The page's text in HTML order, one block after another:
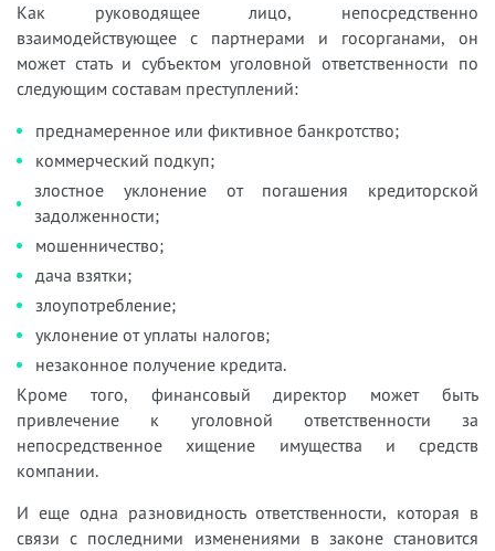
Как руководящее лицо, непосредственно
взаимодействующее с партнерами и госорганами, он
может стать и субъектом уголовной ответственности по
следующим составам преступлений:
преднамеренное или фиктивное банкротство;
коммерческий подкуп;
злостное уклонение от погашения кредиторской
задолженности;
мошенничество;
дача взятки;
злоупотребление;
уклонение от уплаты налогов;
незаконное получение кредита.
Кроме того, финансовый директор может быть
привлечение к уголовной ответственности за
непосредственное хищение имущества и средств
компании.
И еще одна разновидность ответственности, которая в
связи с последними изменениями в законе становится